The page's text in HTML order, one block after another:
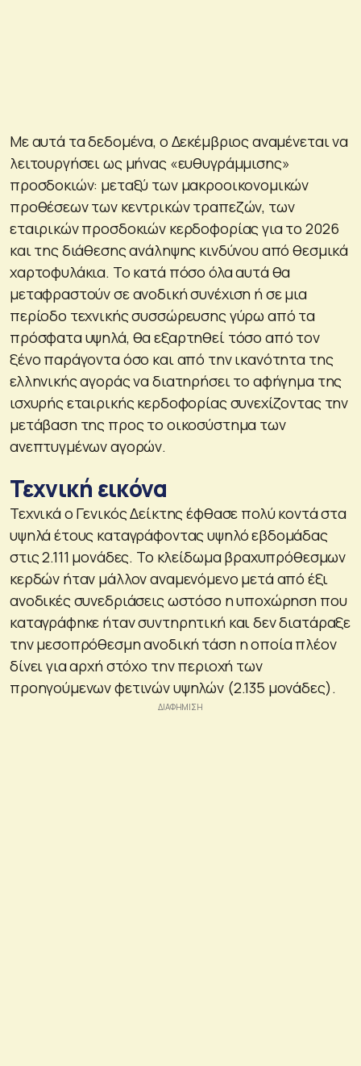
Με αυτά τα δεδομένα, ο Δεκέμβριος αναμένεται να
λειτουργήσει ως μήνας «ευθυγράμμισης»
προσδοκιών: μεταξύ των μακροοικονομικών
προθέσεων των κεντρικών τραπεζών, των
εταιρικών προσδοκιών κερδοφορίας για το 2026
και της διάθεσης ανάληψης κινδύνου από θεσμικά
χαρτοφυλάκια. Το κατά πόσο όλα αυτά θα
μεταφραστούν σε ανοδική συνέχιση ή σε μια
περίοδο τεχνικής συσσώρευσης γύρω από τα
πρόσφατα υψηλά, θα εξαρτηθεί τόσο από τον
ξένο παράγοντα όσο και από την ικανότητα της
ελληνικής αγοράς να διατηρήσει το αφήγημα της
ισχυρής εταιρικής κερδοφορίας συνεχίζοντας την
μετάβαση της προς το οικοσύστημα των
ανεπτυγμένων αγορών.
Τεχνική εικόνα
Τεχνικά ο Γενικός Δείκτης έφθασε πολύ κοντά στα
υψηλά έτους καταγράφοντας υψηλό εβδομάδας
στις 2.111 μονάδες. Το κλείδωμα βραχυπρόθεσμων
κερδών ήταν μάλλον αναμενόμενο μετά από έξι
ανοδικές συνεδριάσεις ωστόσο η υποχώρηση που
καταγράφηκε ήταν συντηρητική και δεν διατάραξε
την μεσοπρόθεσμη ανοδική τάση η οποία πλέον
δίνει για αρχή στόχο την περιοχή των
προηγούμενων φετινών υψηλών (2.135 μονάδες).